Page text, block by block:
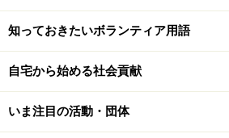
担当してくれる人を求めているの
のボランティア募集の掲示板や、
て流します。
知っておきたいボランティア用語
自宅から始める社会貢献
いま注目の活動・団体